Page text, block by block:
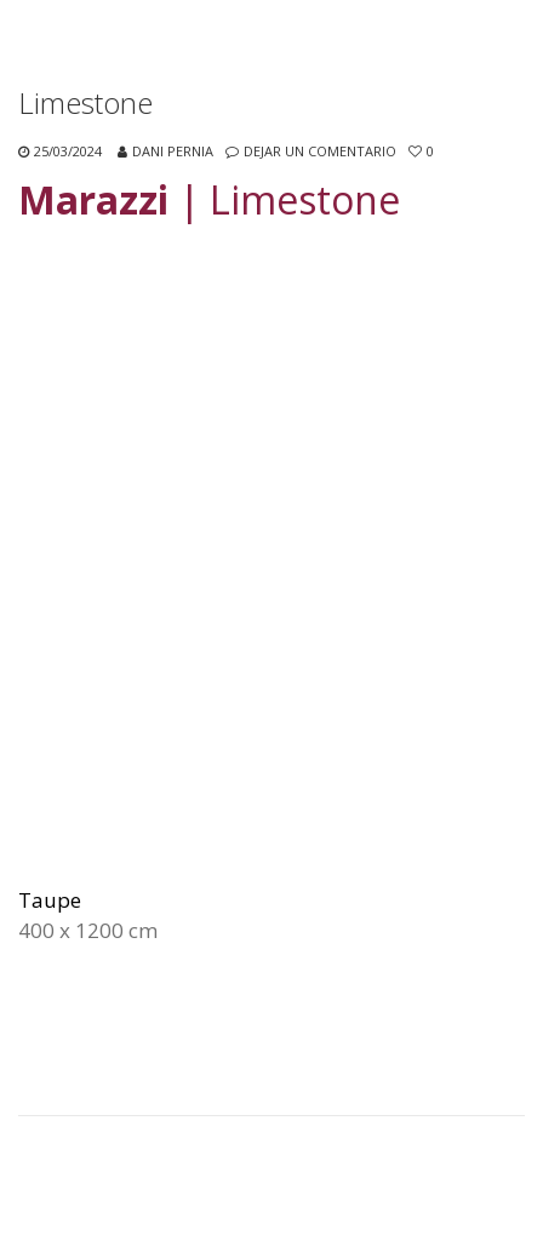
Limestone
25/03/2024 DANI PERNIA DEJAR UN COMENTARIO 0
Marazzi | Limestone
Taupe
400 x 1200 cm